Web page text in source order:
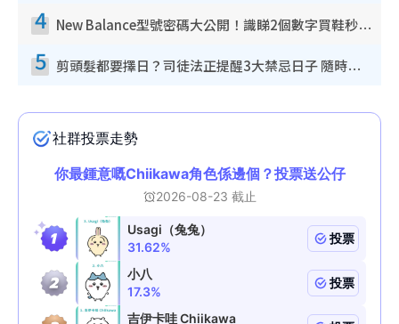
4 New Balance型號密碼大公開！識睇2個數字買鞋秒知功能免中伏 附5大熱門鞋款
5 剪頭髮都要擇日？司徒法正提醒3大禁忌日子 隨時剪走財運！呢日剪髮恐「剪壽命」？